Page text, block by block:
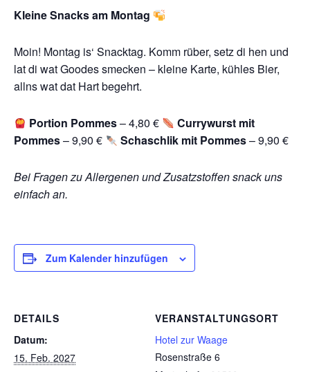
Kleine Snacks am Montag
Moin! Montag is‘ Snacktag. Komm rüber, setz di hen und
lat di wat Goodes smecken – kleine Karte, kühles Bier,
allns wat dat Hart begehrt.
Portion Pommes– 4,80 €
Currywurst mit
Pommes– 9,90 € Schaschlik mit Pommes– 9,90 €
Bei Fragen zu Allergenen und Zusatzstoffen snack uns
einfach an.
Zum Kalender hinzufügen
DETAILS
Datum:
15. Feb. 2027
VERANSTALTUNGSORT
Hotel zur Waage
Rosenstraße 6